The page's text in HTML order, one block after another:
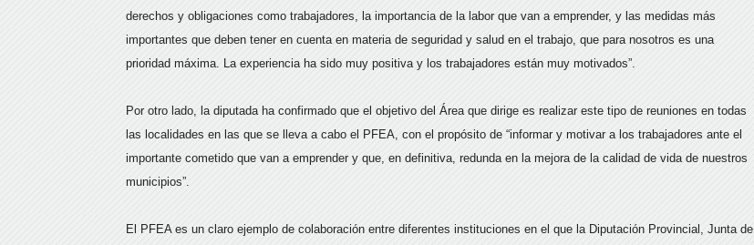
derechos y obligaciones como trabajadores, la importancia de la labor que van a emprender, y las medidas más
importantes que deben tener en cuenta en materia de seguridad y salud en el trabajo, que para nosotros es una
prioridad máxima. La experiencia ha sido muy positiva y los trabajadores están muy motivados”.
Por otro lado, la diputada ha confirmado que el objetivo del Área que dirige es realizar este tipo de reuniones en todas
las localidades en las que se lleva a cabo el PFEA, con el propósito de “informar y motivar a los trabajadores ante el
importante cometido que van a emprender y que, en definitiva, redunda en la mejora de la calidad de vida de nuestros
municipios”.
El PFEA es un claro ejemplo de colaboración entre diferentes instituciones en el que la Diputación Provincial, Junta de